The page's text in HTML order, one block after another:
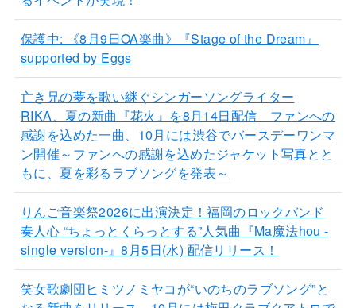
保護中: 《8月9日OA楽曲》『Stage of the Dream』
supported by Eggs
亡き兄の夢を歌い継ぐシンガーソングライター
RIKA、夏の新曲『花火』を8月14日配信 ファンへの
感謝を込めた一曲、10月には渋谷でバースデーワンマ
ン開催～ファンへの感謝を込めたジャケット写真とと
もに、夏を彩るラブソングを発表～
りんご音楽祭2026に出演決定！福岡のロックバンド
奏人心 “ちょっとくらっとする”人気曲『Ma魔法hou -
single version-』8月5日(水) 配信リリース！
笑女歌劇団ヒミツノミヤコが“いのちのラブソング”と